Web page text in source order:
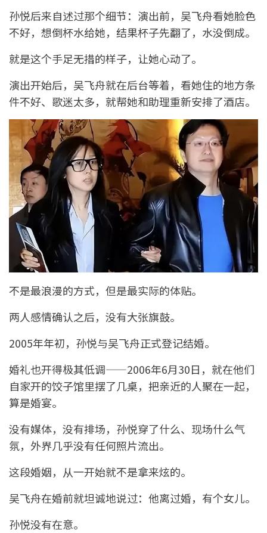
孙悦后来自述过那个细节：演出前，吴飞舟看她脸色
不好，想倒杯水给她，结果杯子先翻了，水没倒成。
就是这个手足无措的样子，让她心动了。
演出开始后，吴飞舟就在后台等着，看她住的地方条
件不好、歌迷太多，就帮她和助理重新安排了酒店。
不是最浪漫的方式，但是最实际的体贴。
两人感情确认之后，没有大张旗鼓。
2005年年初，孙悦与吴飞舟正式登记结婚。
婚礼也开得极其低调——2006年6月30日，就在他们
自家开的饺子馆里摆了几桌，把亲近的人聚在一起，
算是婚宴。
没有媒体，没有排场，孙悦穿了什么、现场什么气
氛，外界几乎没有任何照片流出。
这段婚姻，从一开始就不是拿来炫的。
吴飞舟在婚前就坦诚地说过：他离过婚，有个女儿。
孙悦没有在意。